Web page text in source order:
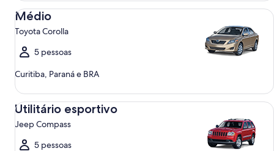
Médio
Toyota Corolla
5 pessoas
Curitiba, Paraná e BRA
Médio Toyota Corolla
Utilitário esportivo
Jeep Compass
5 pessoas
Utilitário esportivo Jeep Compass